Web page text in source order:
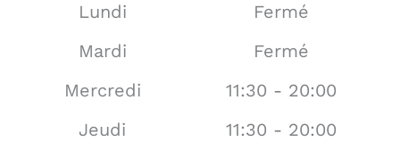
Lundi
Fermé
Mardi
Fermé
Mercredi
11:30 - 20:00
Jeudi
11:30 - 20:00